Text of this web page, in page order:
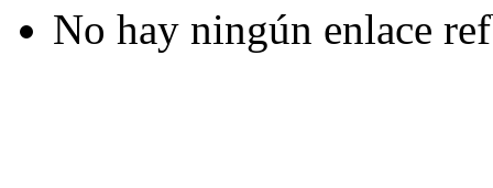
No hay ningún enlace